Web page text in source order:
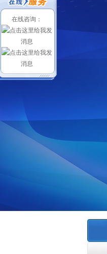
在线咨询：